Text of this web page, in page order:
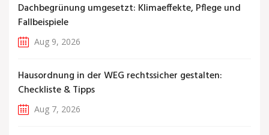
Dachbegrünung umgesetzt: Klimaeffekte, Pflege und
Fallbeispiele
Aug 9, 2026
Hausordnung in der WEG rechtssicher gestalten:
Checkliste & Tipps
Aug 7, 2026